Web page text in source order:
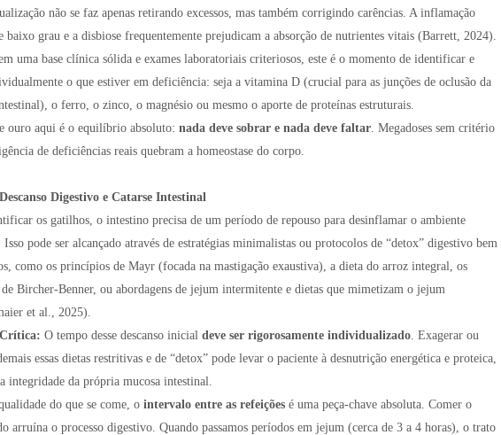
não se faz apenas retirando excessos, mas também corrigindo carências. A inflamação
baixo grau e a disbiose frequentemente prejudicam a absorção de nutrientes vitais (Barrett, 2024).
uma base clínica sólida e exames laboratoriais criteriosos, este é o momento de identificar e
o que estiver em deficiência: seja a vitamina D (crucial para as junções de oclusão da
o ferro, o zinco, o magnésio ou mesmo o aporte de proteínas estruturais.
ouro aqui é o equilíbrio absoluto: nada deve sobrar e nada deve faltar . Megadoses sem critério
de deficiências reais quebram a homeostase do corpo.
Digestivo e Catarse Intestinal
os gatilhos, o intestino precisa de um período de repouso para desinflamar o ambiente
pode ser alcançado através de estratégias minimalistas ou protocolos de “detox” digestivo bem
como os princípios de Mayr (focada na mastigação exaustiva), a dieta do arroz integral, os
Bircher-Benner, ou abordagens de jejum intermitente e dietas que mimetizam o jejum
et al., 2025).
O tempo desse descanso inicial deve ser rigorosamente individualizado . Exagerar ou
essas dietas restritivas e de “detox” pode levar o paciente à desnutrição energética e proteica,
integridade da própria mucosa intestinal.
do que se come, o intervalo entre as refeições é uma peça-chave absoluta. Comer o
arruína o processo digestivo. Quando passamos períodos em jejum (cerca de 3 a 4 horas), o trato